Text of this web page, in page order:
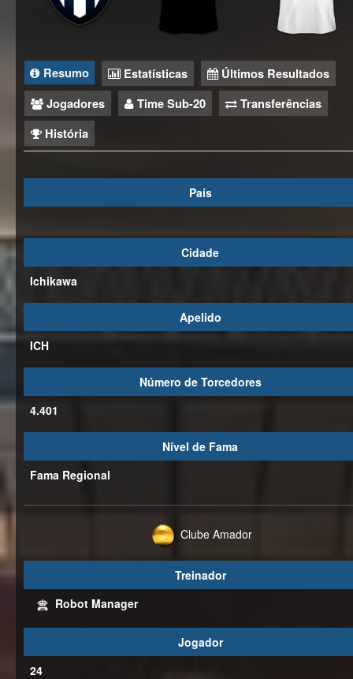
Resumo Estatísticas
Últimos Resultados
Jogadores
Time Sub-20
Transferências
História
País
Cidade
Ichikawa
Apelido
ICH
Número de Torcedores
4.401
Nível de Fama
Fama Regional
Clube Amador
Treinador
Robot Manager
Jogador
24